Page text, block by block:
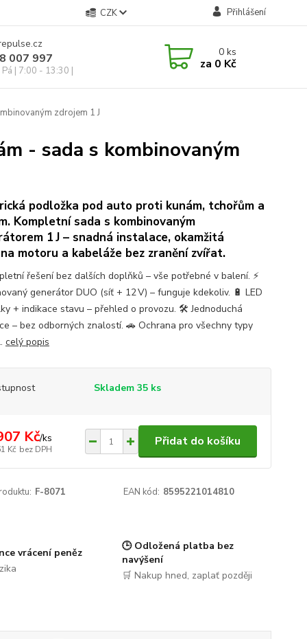
CZK Přihlášení
007 997
| 7:00 - 13:30 |
0ks
za 0 Kč
zdrojem 1 J
- sada s kombinovaným
podložka pod auto proti kunám, tchořům a
Kompletní sada s kombinovaným
1 J – snadná instalace, okamžitá
motoru a kabeláže bez zranění zvířat.
řešení bez dalších doplňků – vše potřebné v balení. ⚡
generátor DUO (síť + 12 V) – funguje kdekoliv. 🔋 LED
+ indikace stavu – přehled o provozu. 🛠️ Jednoduchá
– bez odborných znalostí. 🚗 Ochrana pro všechny typy
celý popis
Skladem 35 ks
Kč/ks
Kč bez DPH
Přidat do košíku
F-8071 EAN kód: 8595221014810
vrácení peněz
🕒 Odložená platba bez
navýšení
🛒 Nakup hned, zaplať později